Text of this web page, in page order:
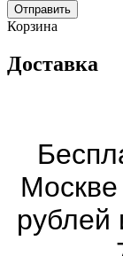
Отправить
Корзина
Доставка
Москве
рублей